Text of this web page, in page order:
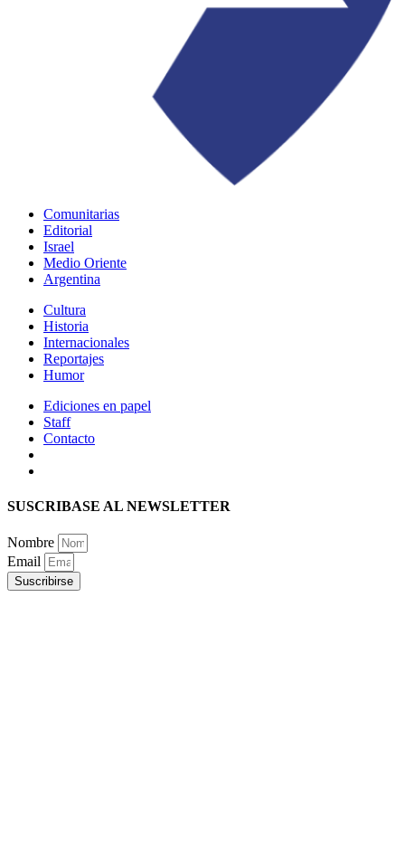
Comunitarias
Editorial
Israel
Medio Oriente
Argentina
Cultura
Historia
Internacionales
Reportajes
Humor
Ediciones en papel
Staff
Contacto
SUSCRIBASE AL NEWSLETTER
Nombre
Email
Suscribirse